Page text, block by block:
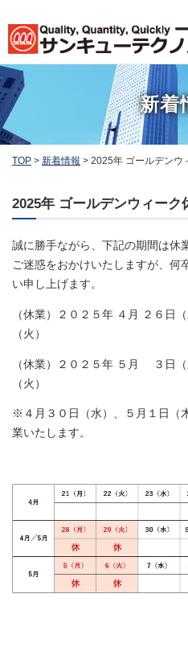
新着
TOP > 新着情報 > 2025年 ゴールデンウ
2025年 ゴールデンウィーク
誠に勝手ながら、下記の期間は休
ご迷惑をおかけいたしますが、何
い申し上げます。
（休業）２０２５年 ４月 ２６日
（火）
（休業）２０２５年 ５月 ３日
（火）
※４月３０日（水）、５月１日（
業いたします。